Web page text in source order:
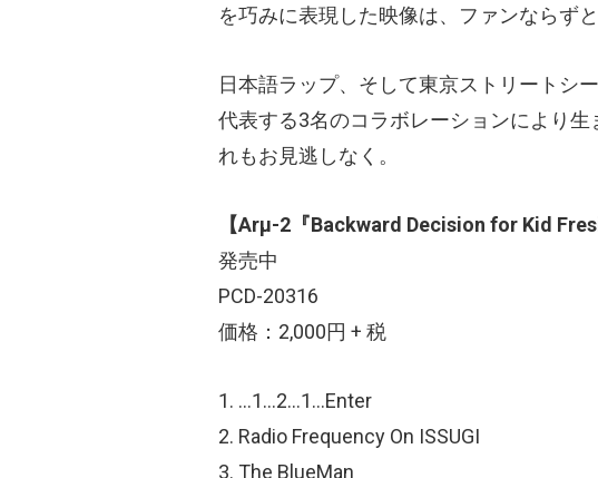
を巧みに表現した映像は、ファンならず
日本語ラップ、そして東京ストリートシ
代表する3名のコラボレーションにより
れもお見逃しなく。
【Arµ-2『Backward Decision for Kid
発売中
PCD-20316
価格：2,000円 + 税
1. …1…2…1…Enter
2. Radio Frequency On ISSUGI
3. The BlueMan